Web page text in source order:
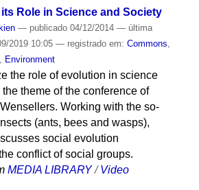
Role in Science and Society
— publicado04/12/2014 — última
2019 10:05 — registrado em: Commons,
Environment
the role of evolution in science
theme of the conference of
Working with the so-
(ants, bees and wasps),
social evolution
conflict of social groups.
MEDIA LIBRARY /Video